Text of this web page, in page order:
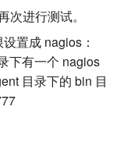
进行测试。
置成 nagios：
下有一个 nagios
目录下的 bin 目